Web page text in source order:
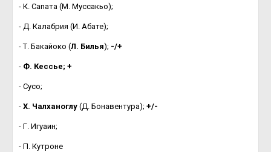
- К. Сапата (М. Муссакьо);
- Д. Калабрия (И. Абате);
- Т. Бакайоко (Л. Билья); -/+
- Ф. Кессье; +
- Сусо;
- Х. Чалханоглу (Д. Бонавентура); +/-
- Г. Игуаин;
- П. Кутроне